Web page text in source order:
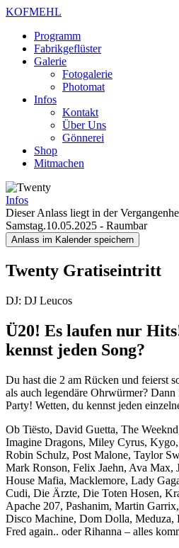
KOFMEHL
Programm
Fabrikgeflüster
Galerie
Fotogalerie
Photomat
Infos
Kontakt
Über Uns
Gönnerei
Shop
Mitmachen
Infos
Dieser Anlass liegt in der
Samstag.10.05.2025 - Raumbar
Anlass im Kalender speichern
Twenty Gratiseintritt
DJ: DJ Leucos
Ü20! Es laufen nur
kennst jeden Song?
Du hast die 2 am Rücken und feierst
als auch legendäre Ohrwürmer?
Party! Wetten, du kennst jeden
Ob Tiësto, David Guetta, The
Imagine Dragons, Miley Cyrus,
Robin Schulz, Post Malone, Taylor
Mark Ronson, Felix Jaehn, Ava Max,
House Mafia, Macklemore, Lady
Cudi, Die Ärzte, Die Toten Hosen,
Apache 207, Pashanim, Martin
Disco Machine, Dom Dolla, Meduza,
Fred again.. oder Rihanna – alles